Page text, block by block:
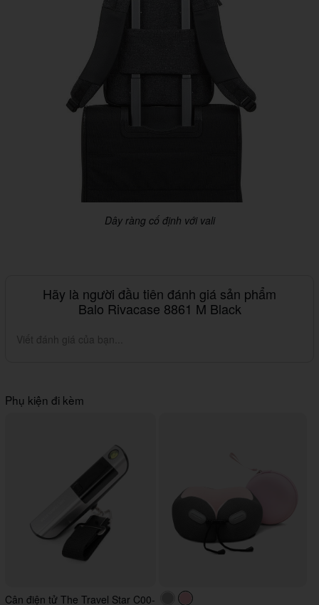
Dây ràng cố định với vali
Hãy là người đầu tiên đánh giá sản phẩm
Balo Rivacase 8861 M Black
Viết đánh giá của bạn...
Phụ kiện đi kèm
Cân điện tử The Travel Star C00-